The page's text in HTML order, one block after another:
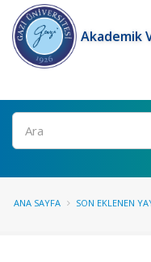
Akademik
Ara
ANA SAYFA SON EKLENEN